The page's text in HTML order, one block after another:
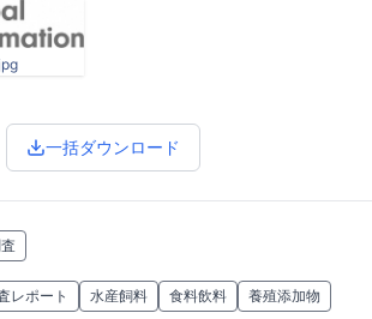
一括ダウンロード
レポート 水産飼料 食料飲料 養殖添加物